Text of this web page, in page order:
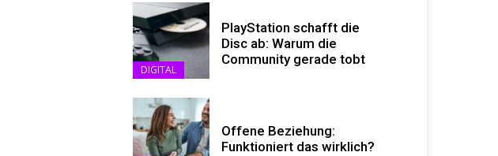
DIGITAL
PlayStation schafft die
Disc ab: Warum die
Community gerade tobt
Offene Beziehung:
Funktioniert das wirklich?